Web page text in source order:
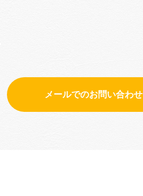
メールでのお問い合わせ